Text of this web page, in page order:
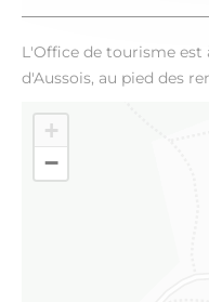
L'Office de tourisme est
d'Aussois, au pied des
+
−